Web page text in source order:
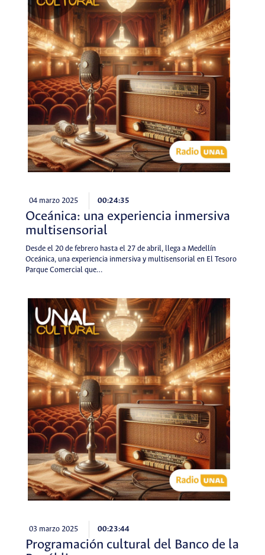
04 marzo 2025 00:24:35
Oceánica: una experiencia inmersiva
multisensorial
Desde el 20 de febrero hasta el 27 de abril, llega a Medellín
Oceánica, una experiencia inmersiva y multisensorial en El Tesoro
Parque Comercial que…
03 marzo 2025 00:23:44
Programación cultural del Banco de la